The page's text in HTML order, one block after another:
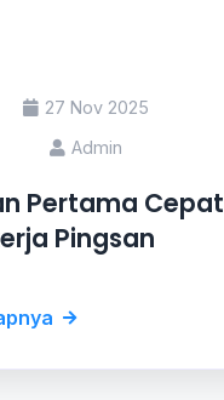
27 Nov 2025
Admin
Pertama Cepat
Pingsan